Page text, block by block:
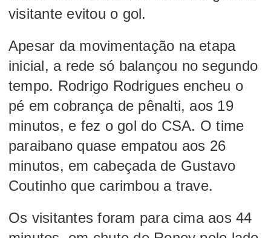
visitante evitou o gol.
Apesar da movimentação na etapa
inicial, a rede só balançou no segundo
tempo. Rodrigo Rodrigues encheu o
pé em cobrança de pênalti, aos 19
minutos, e fez o gol do CSA. O time
paraibano quase empatou aos 26
minutos, em cabeçada de Gustavo
Coutinho que carimbou a trave.
Os visitantes foram para cima aos 44